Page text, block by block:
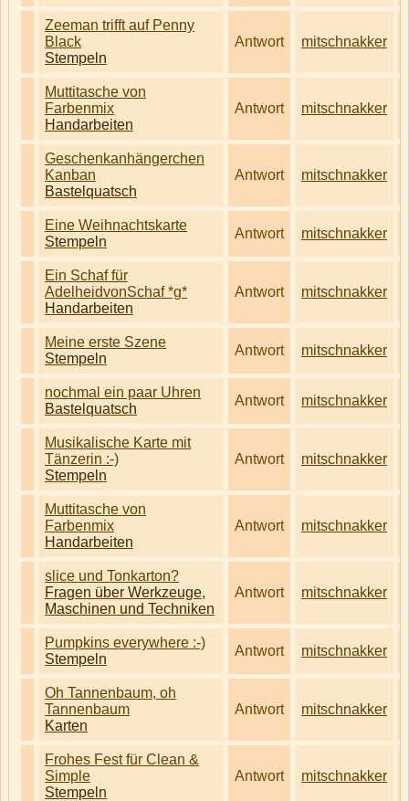
Zeeman trifft auf Penny
Black
Stempeln
Antwort mitschnakker
Muttitasche von
Farbenmix
Handarbeiten
Antwort mitschnakker
Geschenkanhängerchen
Kanban
Bastelquatsch
Antwort mitschnakker
Eine Weihnachtskarte
Stempeln
Antwort mitschnakker
Ein Schaf für
AdelheidvonSchaf *g*
Handarbeiten
Antwort mitschnakker
Meine erste Szene
Stempeln
Antwort mitschnakker
nochmal ein paar Uhren
Bastelquatsch
Antwort mitschnakker
Musikalische Karte mit
Tänzerin :-)
Stempeln
Antwort mitschnakker
Muttitasche von
Farbenmix
Handarbeiten
Antwort mitschnakker
slice und Tonkarton?
Fragen über Werkzeuge,
Maschinen und Techniken
Antwort mitschnakker
Pumpkins everywhere :-)
Stempeln
Antwort mitschnakker
Oh Tannenbaum, oh
Tannenbaum
Karten
Antwort mitschnakker
Frohes Fest für Clean &
Simple
Stempeln
Antwort mitschnakker